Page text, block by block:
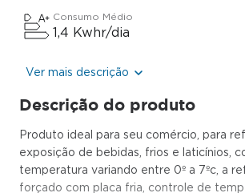
Consumo Médio
1,4 Kwhr/dia
Ver mais descrição
Descrição do produto
Produto ideal para seu comércio, para
exposição de bebidas, frios e laticínios,
temperatura variando entre 0º a 7ºc, a
forçado com placa fria, controle de